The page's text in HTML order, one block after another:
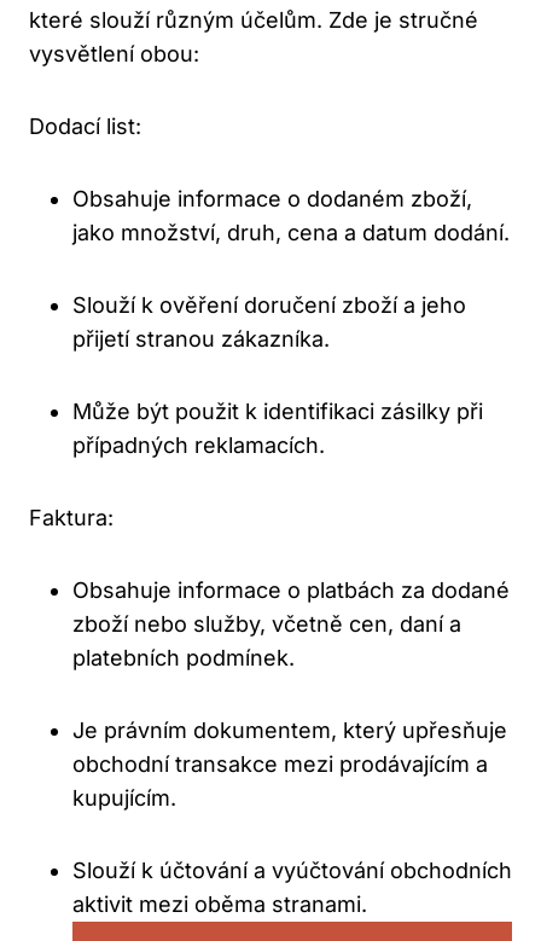
které slouží různým účelům. Zde je stručné
vysvětlení obou:
Dodací list:
Obsahuje informace o dodaném zboží,
jako množství, druh, cena a datum dodání.
Slouží k ověření doručení zboží a jeho
přijetí stranou zákazníka.
Může být použit k identifikaci zásilky při
případných reklamacích.
Faktura:
Obsahuje informace o platbách za dodané
zboží nebo služby, včetně cen, daní a
platebních podmínek.
Je právním dokumentem, který upřesňuje
obchodní transakce mezi prodávajícím a
kupujícím.
Slouží k účtování a vyúčtování obchodních
aktivit mezi oběma stranami.